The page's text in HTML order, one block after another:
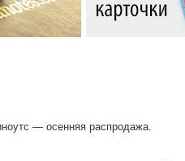
— осенняя распродажа.